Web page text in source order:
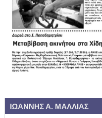
ΙΩΑΝΝΗΣ Α. ΜΑΛΛΙΑΣ